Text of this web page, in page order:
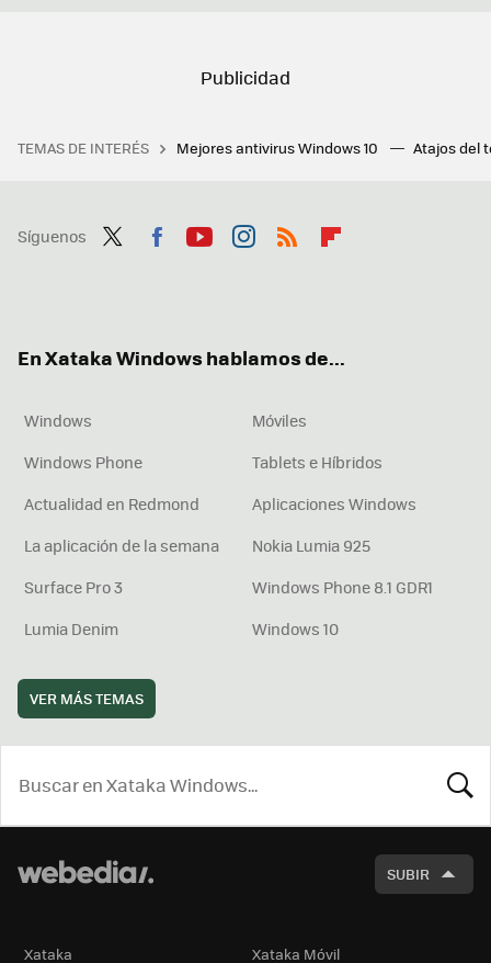
TEMAS DE INTERÉS Mejores antivirus Windows 10 Atajos del
Síguenos
En Xataka Windows hablamos de...
Windows
Móviles
Windows Phone
Tablets e Híbridos
Actualidad en Redmond
Aplicaciones Windows
La aplicación de la semana
Nokia Lumia 925
Surface Pro 3
Windows Phone 8.1 GDR1
Lumia Denim
Windows 10
VER MÁS TEMAS
SUBIR
Xataka Xataka Móvil